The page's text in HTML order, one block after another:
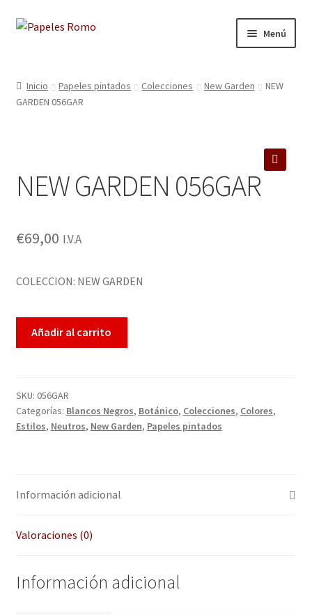
Ir
Ir
Menú
Aviso legal
Carrito
Donde Estamos
Enmarcación
Más información sobre las cookies
Preguntas frecuentes
Inicio Papeles pintados Colecciones New Garden
NEW
GARDEN 056GAR
NEW GARDEN 056GAR
€69,00 I.V.A
COLECCION: NEW GARDEN
Añadir al carrito
SKU: 056GAR
Categorías: Blancos Negros, Botánico, Colecciones, Colores,
Estilos, Neutros, New Garden, Papeles pintados
Información adicional
Valoraciones (0)
Información adicional